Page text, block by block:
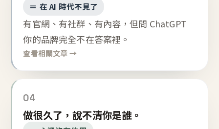
＝ 在 AI 時代不見了
有官網、有社群、有內容，但問 ChatGPT
你的品牌完全不在答案裡。
查看相關文章 →
04
做很久了，說不清你是誰。